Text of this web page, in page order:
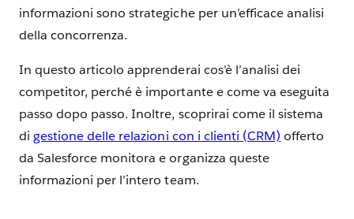
informazioni sono strategiche per un’efficace analisi
della concorrenza.
In questo articolo apprenderai cos’è l’analisi dei
competitor, perché è importante e come va eseguita
passo dopo passo. Inoltre, scoprirai come il sistema
digestione delle relazioni con i clienti (CRM) offerto
da Salesforce monitora e organizza queste
informazioni per l’intero team.